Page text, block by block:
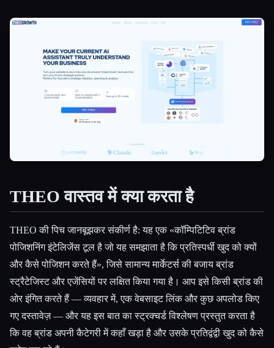
Esc
THEO वास्तव में क्या करता है
THEO की पिच जानबूझकर संकीर्ण है: यह एक «कॉम्पिटिटिव ब्रांड
पोजिशनिंग इंटेलिजेंस टूल है जो यह समझाता है कि प्रतिस्पर्धी खुद को क्यों
और कैसे पोजिशन करते हैं», जिसे सामान्य मार्केटर्स की बजाय ब्रांड
स्ट्रैटेजिस्ट और एजेंसियों पर लक्षित किया गया है। आप इसे किसी ब्रांड की
ओर इंगित करते हैं — व्यवहार में, एक वेबसाइट लिंक और कुछ अपलोड किए
गए दस्तावेज़ — और यह इस बात का स्ट्रक्चर्ड विश्लेषण प्रस्तुत करता है
कि वह ब्रांड अपनी कैटेगरी में कहाँ खड़ा है और उसके प्रतिद्वंद्वी खुद को कैसे